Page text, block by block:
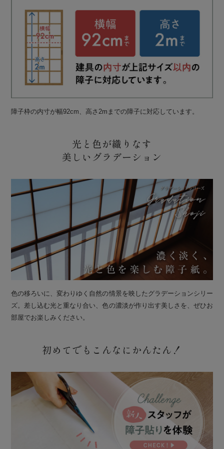
障子枠の内寸が幅92cm、高さ2mまでの障子に対応しています。
光と色が織りなす
美しいグラデーション
色の移ろいに、変わりゆく自然の情景を映したグラデーションシリー
ズ。差し込む光と重なり合い、色の濃淡が作り出す美しさを、ぜひお
部屋でお楽しみください。
初めてでもこんなにかんたん！